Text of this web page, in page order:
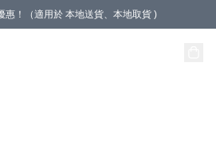
！（適用於 本地送貨、本地取貨 )